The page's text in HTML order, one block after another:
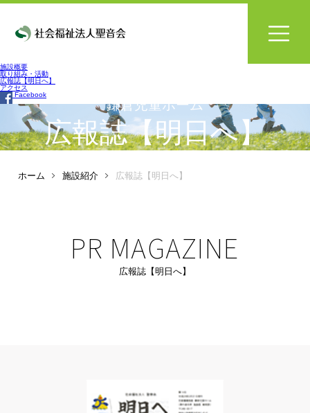
施設概要
取り組み・活動
広報誌【明日へ】
アクセス
Facebook
鎌倉児童ホーム
広報誌【明日へ】
ホーム 施設紹介 広報誌【明日へ】
PR MAGAZINE
広報誌【明日へ】